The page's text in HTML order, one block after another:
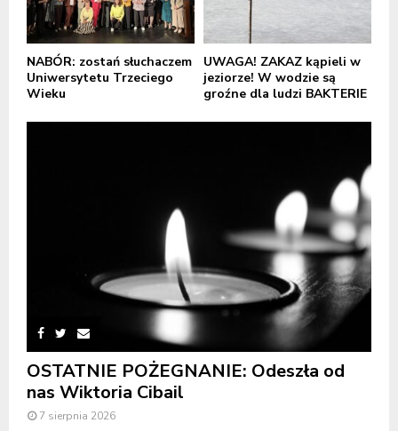
NABÓR: zostań słuchaczem
Uniwersytetu Trzeciego
Wieku
UWAGA! ZAKAZ kąpieli w
jeziorze! W wodzie są
groźne dla ludzi BAKTERIE
OSTATNIE POŻEGNANIE: Odeszła od
nas Wiktoria Cibail
7 sierpnia 2026